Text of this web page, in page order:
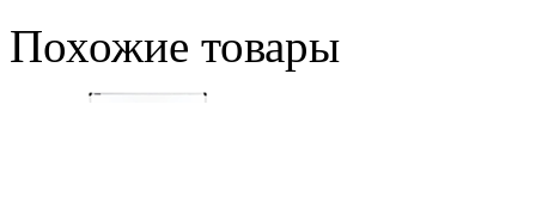
Похожие товары